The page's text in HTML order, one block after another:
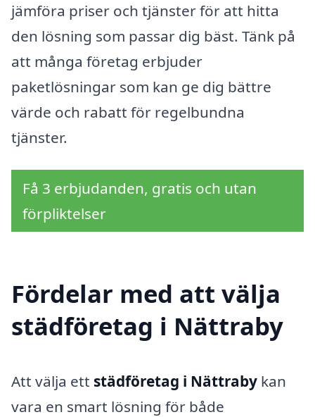
jämföra priser och tjänster för att hitta
den lösning som passar dig bäst. Tänk på
att många företag erbjuder
paketlösningar som kan ge dig bättre
värde och rabatt för regelbundna
tjänster.
Få 3 erbjudanden, gratis och utan
förpliktelser
Fördelar med att välja
städföretag i Nättraby
Att välja ett städföretag i Nättraby kan
vara en smart lösning för både